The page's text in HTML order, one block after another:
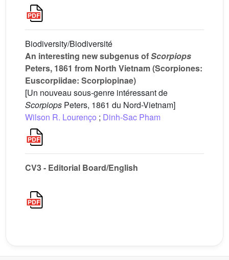
Biodiversity/Biodiversité
An interesting new subgenus ofScorpiops
Peters, 1861 from North Vietnam (Scorpiones:
Euscorpiidae: Scorpiopinae)
[Un nouveau sous-genre intéressant de
Scorpiops Peters, 1861 du Nord-Vietnam]
Wilson R. Lourenço ; Dinh-Sac Pham
CV3 - Editorial Board/English